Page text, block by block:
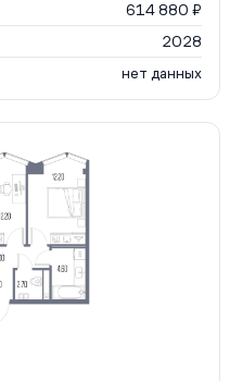
614 880 ₽
2028
нет данных